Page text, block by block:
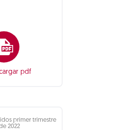
pdf
primer trimestre
2022